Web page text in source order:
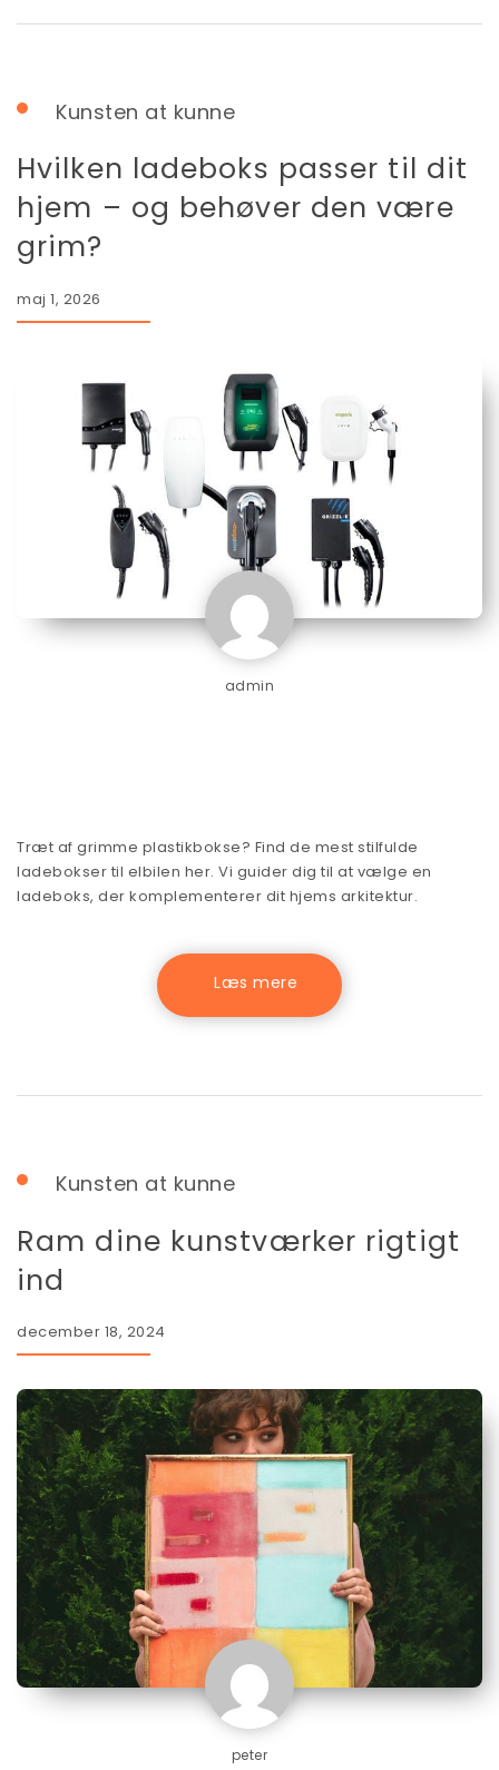
Kunsten at kunne
Hvilken ladeboks passer til dit
hjem – og behøver den være
grim?
maj 1, 2026
admin
Træt af grimme plastikbokse? Find de mest stilfulde
ladebokser til elbilen her. Vi guider dig til at vælge en
ladeboks, der komplementerer dit hjems arkitektur.
Kunsten at kunne
Ram dine kunstværker rigtigt
ind
december 18, 2024
peter